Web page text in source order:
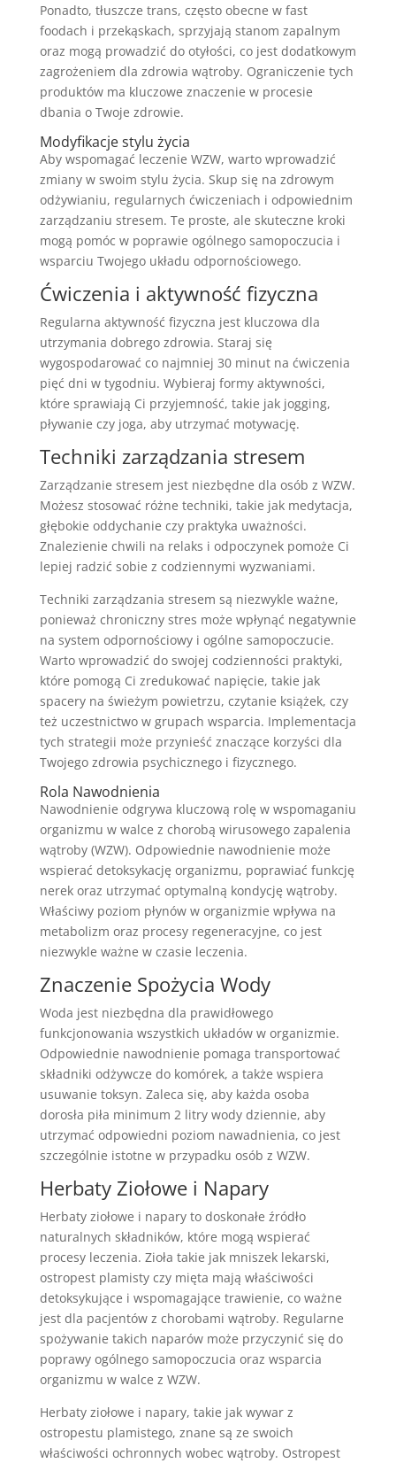
Ponadto, tłuszcze trans, często obecne w fast
foodach i przekąskach, sprzyjają stanom zapalnym
oraz mogą prowadzić do otyłości, co jest dodatkowym
zagrożeniem dla zdrowia wątroby. Ograniczenie tych
produktów ma kluczowe znaczenie w procesie
dbania o Twoje zdrowie.
Modyfikacje stylu życia
Aby wspomagać leczenie WZW, warto wprowadzić
zmiany w swoim stylu życia. Skup się na zdrowym
odżywianiu, regularnych ćwiczeniach i odpowiednim
zarządzaniu stresem. Te proste, ale skuteczne kroki
mogą pomóc w poprawie ogólnego samopoczucia i
wsparciu Twojego układu odpornościowego.
Ćwiczenia i aktywność fizyczna
Regularna aktywność fizyczna jest kluczowa dla
utrzymania dobrego zdrowia. Staraj się
wygospodarować co najmniej 30 minut na ćwiczenia
pięć dni w tygodniu. Wybieraj formy aktywności,
które sprawiają Ci przyjemność, takie jak jogging,
pływanie czy joga, aby utrzymać motywację.
Techniki zarządzania stresem
Zarządzanie stresem jest niezbędne dla osób z WZW.
Możesz stosować różne techniki, takie jak medytacja,
głębokie oddychanie czy praktyka uważności.
Znalezienie chwili na relaks i odpoczynek pomoże Ci
lepiej radzić sobie z codziennymi wyzwaniami.
Techniki zarządzania stresem są niezwykle ważne,
ponieważ chroniczny stres może wpłynąć negatywnie
na system odpornościowy i ogólne samopoczucie.
Warto wprowadzić do swojej codzienności praktyki,
które pomogą Ci zredukować napięcie, takie jak
spacery na świeżym powietrzu, czytanie książek, czy
też uczestnictwo w grupach wsparcia. Implementacja
tych strategii może przynieść znaczące korzyści dla
Twojego zdrowia psychicznego i fizycznego.
Rola Nawodnienia
Nawodnienie odgrywa kluczową rolę w wspomaganiu
organizmu w walce z chorobą wirusowego zapalenia
wątroby (WZW). Odpowiednie nawodnienie może
wspierać detoksykację organizmu, poprawiać funkcję
nerek oraz utrzymać optymalną kondycję wątroby.
Właściwy poziom płynów w organizmie wpływa na
metabolizm oraz procesy regeneracyjne, co jest
niezwykle ważne w czasie leczenia.
Znaczenie Spożycia Wody
Woda jest niezbędna dla prawidłowego
funkcjonowania wszystkich układów w organizmie.
Odpowiednie nawodnienie pomaga transportować
składniki odżywcze do komórek, a także wspiera
usuwanie toksyn. Zaleca się, aby każda osoba
dorosła piła minimum 2 litry wody dziennie, aby
utrzymać odpowiedni poziom nawadnienia, co jest
szczególnie istotne w przypadku osób z WZW.
Herbaty Ziołowe i Napary
Herbaty ziołowe i napary to doskonałe źródło
naturalnych składników, które mogą wspierać
procesy leczenia. Zioła takie jak mniszek lekarski,
ostropest plamisty czy mięta mają właściwości
detoksykujące i wspomagające trawienie, co ważne
jest dla pacjentów z chorobami wątroby. Regularne
spożywanie takich naparów może przyczynić się do
poprawy ogólnego samopoczucia oraz wsparcia
organizmu w walce z WZW.
Herbaty ziołowe i napary, takie jak wywar z
ostropestu plamistego, znane są ze swoich
właściwości ochronnych wobec wątroby. Ostropest